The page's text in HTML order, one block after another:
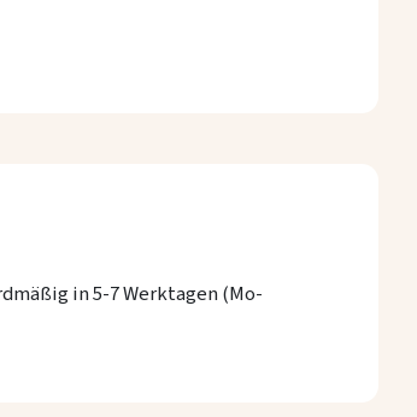
in 5-7 Werktagen (Mo-